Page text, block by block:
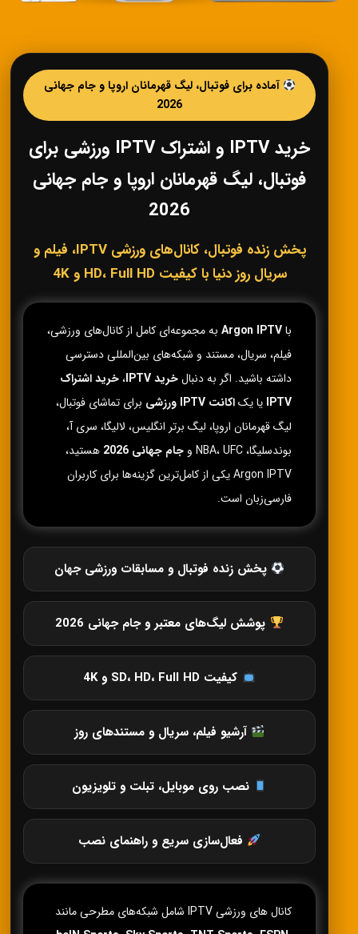
آماده برای فوتبال، لیگ قهرمانان اروپا و جام جهانی
2026
خرید IPTV و اشتراک IPTV ورزشی برای
فوتبال، لیگ قهرمانان اروپا و جام جهانی
2026
پخش زنده فوتبال، کانال‌های ورزشی IPTV، فیلم و
سریال روز دنیا با کیفیت HD، Full HD و 4K
باArgon IPTV به مجموعه‌ای کامل از کانال‌های ورزشی،
فیلم، سریال، مستند و شبکه‌های بین‌المللی دسترسی
داشته باشید. اگر به دنبالخرید IPTV ،خرید اشتراک
IPTV یا یکاکانت IPTV ورزشی
برای تماشای فوتبال،
لیگ قهرمانان اروپا، لیگ برتر انگلیس، لالیگا، سری آ،
بوندسلیگا، NBA، UFC و
جام جهانی 2026
هستید،
Argon IPTV یکی از کامل‌ترین گزینه‌ها برای کاربران
فارسی‌زبان است.
پخش زنده فوتبال و مسابقات ورزشی جهان
پوشش لیگ‌های معتبر و جام جهانی 2026
کیفیت SD، HD، Full HD و 4K
آرشیو فیلم، سریال و مستندهای روز
نصب روی موبایل، تبلت و تلویزیون
فعال‌سازی سریع و راهنمای نصب
کانال های ورزشی IPTV شامل شبکه‌های مطرحی مانند